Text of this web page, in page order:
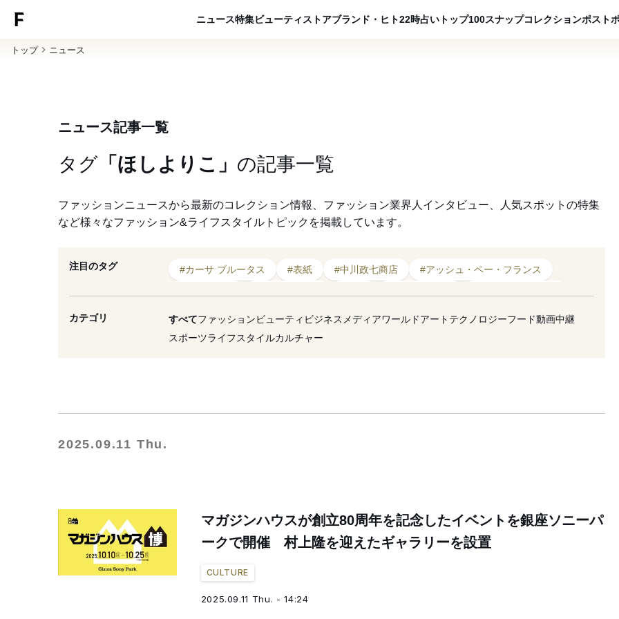
ニュース特集ビューティ ストアブランド・ヒト22時占い トップ100スナップコレクションポスト
トップ ニュース
ニュース記事一覧
タグ 「ほしよりこ」 の記事一覧
ファッションニュースから最新のコレクション情報、ファッション業界人インタビュー、人気スポットの特集
など様々なファッション&ライフスタイルトピックを掲載しています。
注目のタグ #カーサ ブルータス #表紙 #中川政七商店
#アッシュ・ペー・フランス
#展示
#ギャラリー #マガジンハウス #漫画 #銀座
#猫村さん
#カルチャー
#村上隆 #イベント
カテゴリ すべてファッションビューティ ビジネス メディアワールドアート テクノロジーフード動画中継
スポーツライフスタイルカルチャー
2025.09.11 Thu.
マガジンハウスが創立80周年を記念したイベントを銀座ソニーパ
ークで開催 村上隆を迎えたギャラリーを設置
CULTURE
2025.09.11 Thu. - 14:24